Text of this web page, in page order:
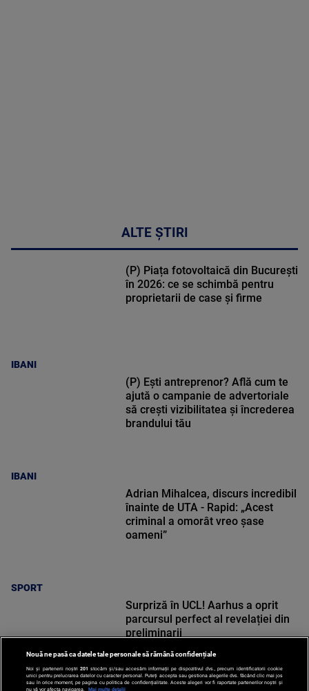
ALTE ȘTIRI
IBANI
(P) Piața fotovoltaică din București
în 2026: ce se schimbă pentru
proprietarii de case și firme
IBANI
(P) Ești antreprenor? Află cum te
ajută o campanie de advertoriale
să crești vizibilitatea și încrederea
brandului tău
SPORT
Adrian Mihalcea, discurs incredibil
înainte de UTA - Rapid: „Acest
criminal a omorât vreo șase
oameni”
Surpriză în UCL! Aarhus a oprit
parcursul perfect al revelației din
preliminarii
Nouă ne pasă ca datele tale personale să rămână confidențiale
Noi și partenerii noștri 201 stocăm și/sau accesăm informații pe dispozitivul dvs., precum identificatorii cookie
unici pentru prelucrarea datelor cu caracter personal. Puteți accepta sau gestiona alegerile dvs. făcând clic mai jos
sau în orice moment, pe pagina cu politica de confidențialitate. Aceste alegeri vor fi raportate partenerilor noștri și
nu vă vor afecta navigarea.
Mai multe detalii